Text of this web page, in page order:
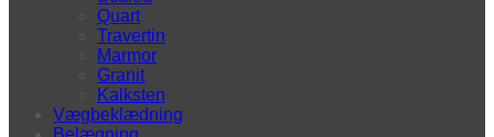
Quart
Travertin
Marmor
Granit
Kalksten
Vægbeklædning